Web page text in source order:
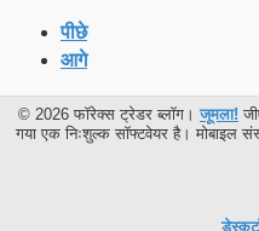
पीछे
आगे
© 2026 फॉरेक्स ट्रेडर ब्लॉग। जूमला!
गया एक निःशुल्क सॉफ्टवेयर है। मोबाइल